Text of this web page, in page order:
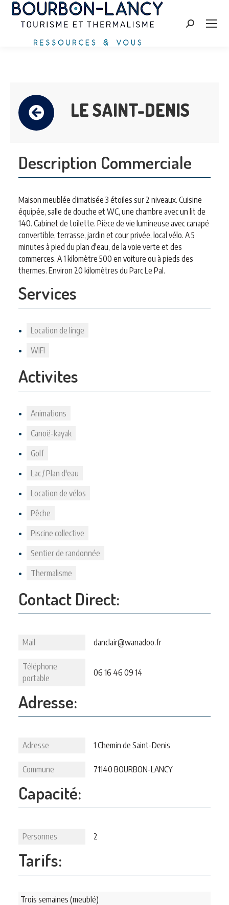
Zoeken:
LE SAINT-DENIS
Description Commerciale
Maison meublée climatisée 3 étoiles sur 2 niveaux. Cuisine
équipée, salle de douche et WC, une chambre avec un lit de
140. Cabinet de toilette. Pièce de vie lumineuse avec canapé
convertible, terrasse, jardin et cour privée, local vélo. A 5
minutes à pied du plan d'eau, de la voie verte et des
commerces. A 1 kilomètre 500 en voiture ou à pieds des
thermes. Environ 20 kilomètres du Parc Le Pal.
Services
Location de linge
WIFI
Activites
Animations
Canoë-kayak
Golf
Lac / Plan d'eau
Location de vélos
Pêche
Piscine collective
Sentier de randonnée
Thermalisme
Contact Direct:
Mail danclair@wanadoo.fr
Téléphone
portable
06 16 46 09 14
Adresse:
Adresse 1 Chemin de Saint-Denis
Commune 71140 BOURBON-LANCY
Capacité:
Personnes 2
Tarifs:
Trois semaines (meublé)